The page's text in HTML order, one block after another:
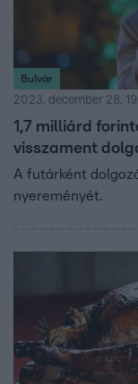
Bulvár
2023. december 28.
1,7 milliárd
visszament
A futárként
nyereményét.